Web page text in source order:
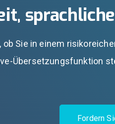
ob Sie in einem
Übersetzungsfunktion
Fordern